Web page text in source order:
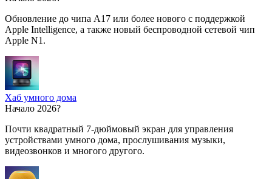
Обновление до чипа A17 или более нового с поддержкой
Apple Intelligence, а также новый беспроводной сетевой чип
Apple N1.
Хаб умного дома
Начало 2026?
Почти квадратный 7-дюймовый экран для управления
устройствами умного дома, прослушивания музыки,
видеозвонков и многого другого.